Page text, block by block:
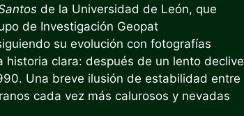
de la Universidad de León, que
de Investigación Geopat
su evolución con fotografías
clara: después de un lento declive
Una breve ilusión de estabilidad entre
cada vez más calurosos y nevadas